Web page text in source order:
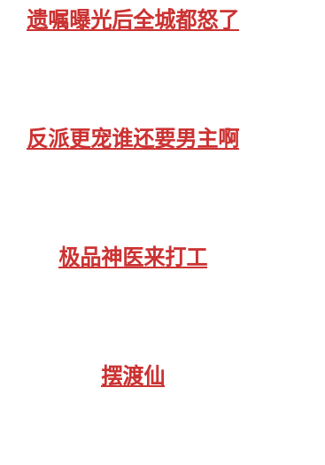
遗嘱曝光后全城都怒了
反派更宠谁还要男主啊
极品神医来打工
摆渡仙